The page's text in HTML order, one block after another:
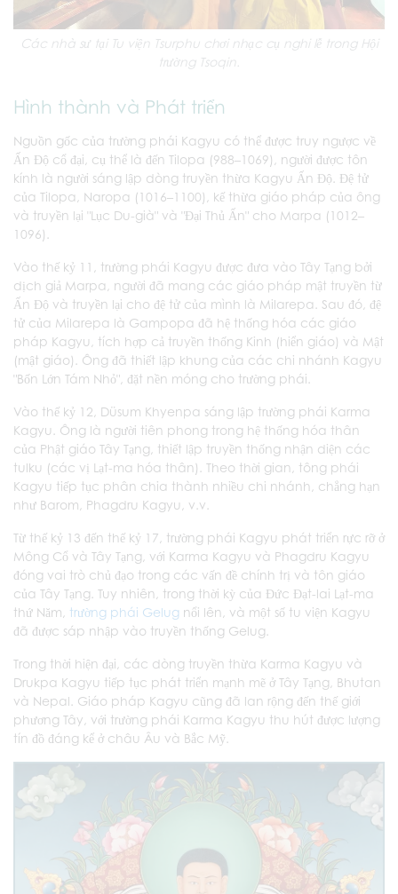
Các nhà sư tại Tu viện Tsurphu chơi nhạc cụ nghi lễ trong Hội
trường Tsoqin.
Hình thành và Phát triển
Nguồn gốc của trường phái Kagyu có thể được truy ngược về
Ấn Độ cổ đại, cụ thể là đến Tilopa (988–1069), người được tôn
kính là người sáng lập dòng truyền thừa Kagyu Ấn Độ. Đệ tử
của Tilopa, Naropa (1016–1100), kế thừa giáo pháp của ông
và truyền lại "Lục Du-già" và "Đại Thủ Ấn" cho Marpa (1012–
1096).
Vào thế kỷ 11, trường phái Kagyu được đưa vào Tây Tạng bởi
dịch giả Marpa, người đã mang các giáo pháp mật truyền từ
Ấn Độ và truyền lại cho đệ tử của mình là Milarepa. Sau đó, đệ
tử của Milarepa là Gampopa đã hệ thống hóa các giáo
pháp Kagyu, tích hợp cả truyền thống Kinh (hiển giáo) và Mật
(mật giáo). Ông đã thiết lập khung của các chi nhánh Kagyu
"Bốn Lớn Tám Nhỏ", đặt nền móng cho trường phái.
Vào thế kỷ 12, Düsum Khyenpa sáng lập trường phái Karma
Kagyu. Ông là người tiên phong trong hệ thống hóa thân
của Phật giáo Tây Tạng, thiết lập truyền thống nhận diện các
tulku (các vị Lạt-ma hóa thân). Theo thời gian, tông phái
Kagyu tiếp tục phân chia thành nhiều chi nhánh, chẳng hạn
như Barom, Phagdru Kagyu, v.v.
Từ thế kỷ 13 đến thế kỷ 17, trường phái Kagyu phát triển rực rỡ ở
Mông Cổ và Tây Tạng, với Karma Kagyu và Phagdru Kagyu
đóng vai trò chủ đạo trong các vấn đề chính trị và tôn giáo
của Tây Tạng. Tuy nhiên, trong thời kỳ của Đức Đạt-lai Lạt-ma
thứ Năm, trường phái Gelug nổi lên, và một số tu viện Kagyu
đã được sáp nhập vào truyền thống Gelug.
Trong thời hiện đại, các dòng truyền thừa Karma Kagyu và
Drukpa Kagyu tiếp tục phát triển mạnh mẽ ở Tây Tạng, Bhutan
và Nepal. Giáo pháp Kagyu cũng đã lan rộng đến thế giới
phương Tây, với trường phái Karma Kagyu thu hút được lượng
tín đồ đáng kể ở châu Âu và Bắc Mỹ.